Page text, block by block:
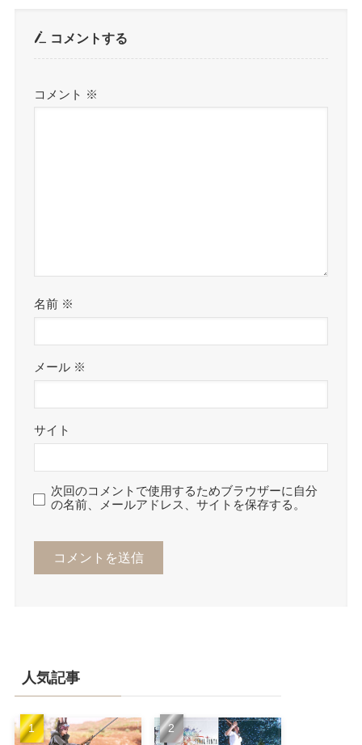
コメントする
コメント ※
名前 ※
メール ※
サイト
次回のコメントで使用するためブラウザーに自分
の名前、メールアドレス、サイトを保存する。
人気記事